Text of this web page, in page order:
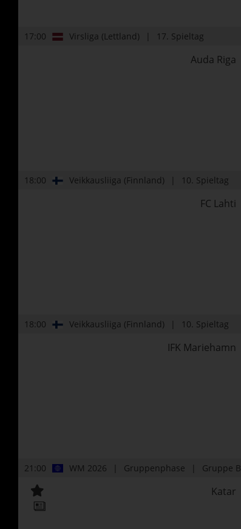
17:00 Virsliga (Lettland) 17. Spieltag
Auda Riga
18:00 Veikkausliiga (Finnland) 10. Spieltag
FC Lahti
18:00 Veikkausliiga (Finnland) 10. Spieltag
IFK Mariehamn
21:00 WM 2026 Gruppenphase Gruppe B
Katar